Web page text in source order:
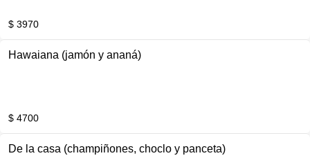
$ 3970
Hawaiana (jamón y ananá)
$ 4700
De la casa (champiñones, choclo y panceta)